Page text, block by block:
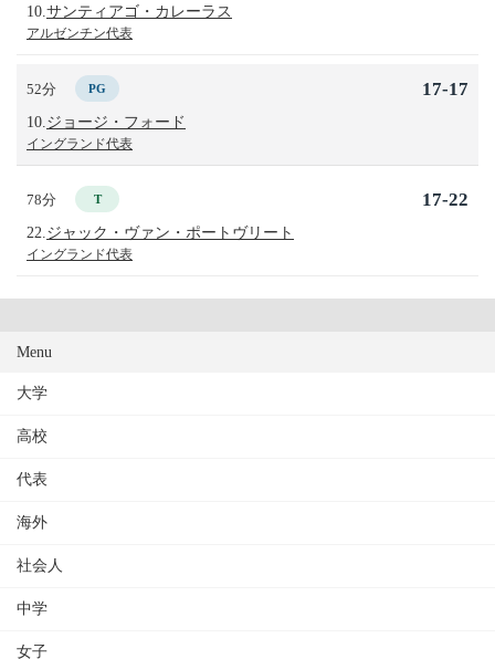
10. サンティアゴ・カレーラス
アルゼンチン代表
52分 PG
10. ジョージ・フォード
イングランド代表
17-17
78分 T
22. ジャック・ヴァン・ポートヴリート
イングランド代表
17-22
Menu
大学
高校
代表
海外
社会人
中学
女子